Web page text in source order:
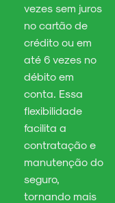
vezes sem juros
no cartão de
crédito ou em
até 6 vezes no
débito em
conta. Essa
flexibilidade
facilita a
contratação e
manutenção do
seguro,
tornando mais